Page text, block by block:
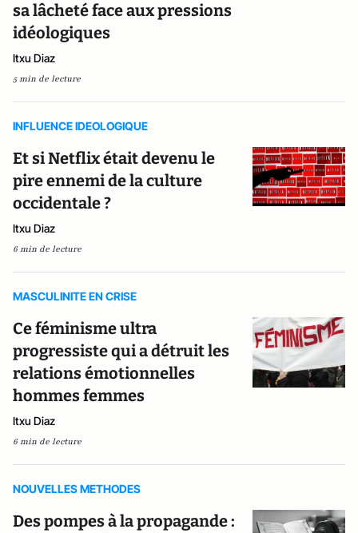
sa lâcheté face aux pressions
idéologiques
Itxu Diaz
5 min de lecture
INFLUENCE IDEOLOGIQUE
Et si Netflix était devenu le
pire ennemi de la culture
occidentale ?
Itxu Diaz
6 min de lecture
MASCULINITE EN CRISE
Ce féminisme ultra
progressiste qui a détruit les
relations émotionnelles
hommes femmes
Itxu Diaz
6 min de lecture
NOUVELLES METHODES
Des pompes à la propagande :